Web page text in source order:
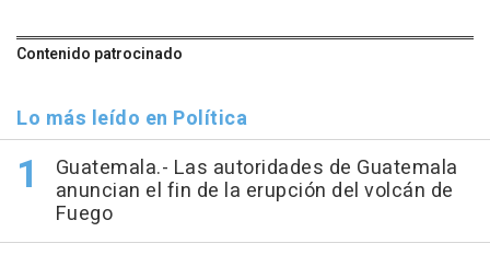
Contenido patrocinado
Lo más leído en Política
Guatemala.- Las autoridades de Guatemala
anuncian el fin de la erupción del volcán de
Fuego